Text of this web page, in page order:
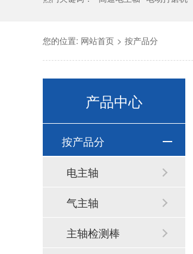
您的位置: 网站首页 > 按产品分
产品中心
按产品分
电主轴
气主轴
主轴检测棒